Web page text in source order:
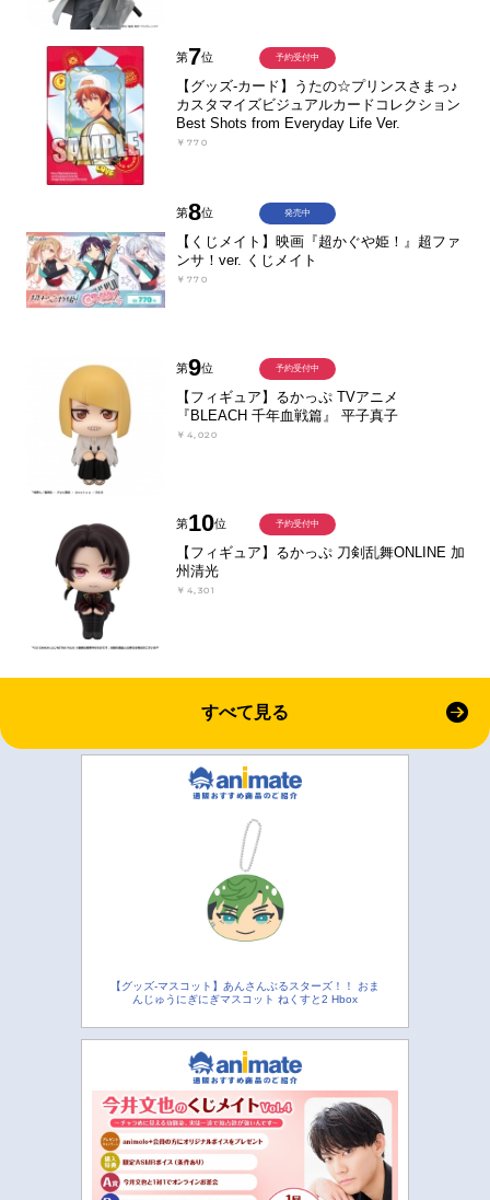
第7位
【グッズ-カード】うたの☆プリンスさまっ♪
カスタマイズビジュアルカードコレクション
Best Shots from Everyday Life Ver.
￥770
予約受付中
第8位
【くじメイト】映画『超かぐや姫！』超ファ
ンサ！ver. くじメイト
￥770
発売中
第9位
【フィギュア】るかっぷ TVアニメ
『BLEACH 千年血戦篇』 平子真子
￥4,020
予約受付中
第10位
【フィギュア】るかっぷ 刀剣乱舞ONLINE 加
州清光
￥4,301
予約受付中
すべて見る
【グッズ-マスコット】あんさんぶるスターズ！！ おま
んじゅうにぎにぎマスコット ねくすと2 Hbox